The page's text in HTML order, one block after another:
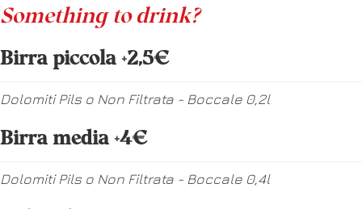
Something to drink?
Birra piccola +2,5€
Dolomiti Pils o Non Filtrata - Boccale 0,2l
Birra media +4€
Dolomiti Pils o Non Filtrata - Boccale 0,4l